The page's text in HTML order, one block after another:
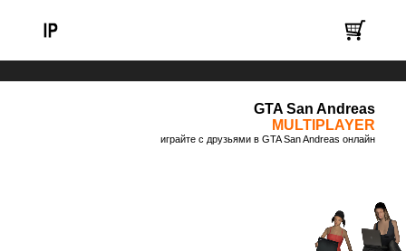
GTA San Andreas
MULTIPLAYER
играйте с друзьями в GTA San Andreas онлайн